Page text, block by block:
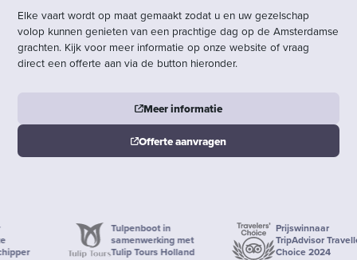
Elke vaart wordt op maat gemaakt zodat u en uw gezelschap
volop kunnen genieten van een prachtige dag op de Amsterdamse
grachten. Kijk voor meer informatie op onze website of vraag
direct een offerte aan via de button hieronder.
Meer informatie
Offerte aanvragen
Tulpenboot in
samenwerking met
Tulip Tours Holland
Prijswinnaar
TripAdvisor Travellers'
Choice 2024